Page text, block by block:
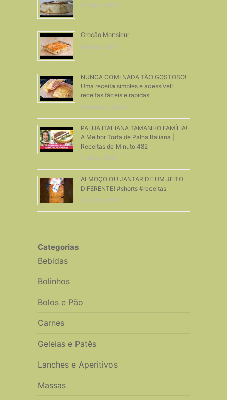
15 Maio, 2018
Crocão Monsieur
9 Março, 2017
NUNCA COMI NADA TÃO GOSTOSO!
Uma receita simples e acessível!
receitas fáceis e rapidas
5 Fevereiro, 2024
PALHA ITALIANA TAMANHO FAMÍLIA!
A Melhor Torta de Palha Italiana |
Receitas de Minuto 482
1 Julho, 2019
ALMOÇO OU JANTAR DE UM JEITO
DIFERENTE! #shorts #receitas
14 Junho, 2023
Categorias
Bebidas
Bolinhos
Bolos e Pão
Carnes
Geleias e Patês
Lanches e Aperitivos
Massas